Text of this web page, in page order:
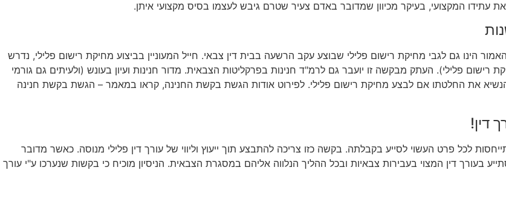
עתידו המקצועי, בעיקר מכיוון שמדובר באדם צעיר שטרם גיבש לעצמו בסיס מקצועי איתן.
הינו גם לגבי מחיקת רישום פלילי שבוצע עקב הרשעה בבית דין צבאי. חייל המעוניין בביצוע מחיקת רישום פלילי, נדרש
פלילי). העתק מבקשה זו יועבר גם לרמ"ד חנינות בפרקליטות הצבאית. מדור חנינות ועיון בעונש (ולעיתים גם גורמי
הנשיא את החלטתו אם לבצע מחיקת רישום פלילי. לפירוט אודות הגשת בקשת החנינה, קראו במאמר – הגשת בקשת חנינה
דין!
לכל פרט העשוי לסייע בקבלתה. בקשה כזו צריכה להתבצע תוך ייעוץ וליווי של עורך דין פלילי מנוסה. כאשר מדובר
דין המצוי בעבירות צבאיות ובכל ההליך הנלווה אליהם במסגרת הצבאית. הניסיון מוכיח כי בקשות שנערכו ע"י עורך